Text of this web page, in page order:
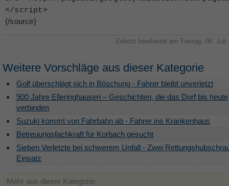
</script>
{/source}
Zuletzt bearbeitet am Freitag, 08. Juli
Weitere Vorschläge aus dieser Kategorie
Golf überschlägt sich in Böschung - Fahrer bleibt unverletzt
900 Jahre Elleringhausen – Geschichten, die das Dorf bis heute
verbinden
Suzuki kommt von Fahrbahn ab - Fahrer ins Krankenhaus
Betreuungsfachkraft für Korbach gesucht
Sieben Verletzte bei schwerem Unfall - Zwei
Einsatz
Mehr aus dieser Kategorie: